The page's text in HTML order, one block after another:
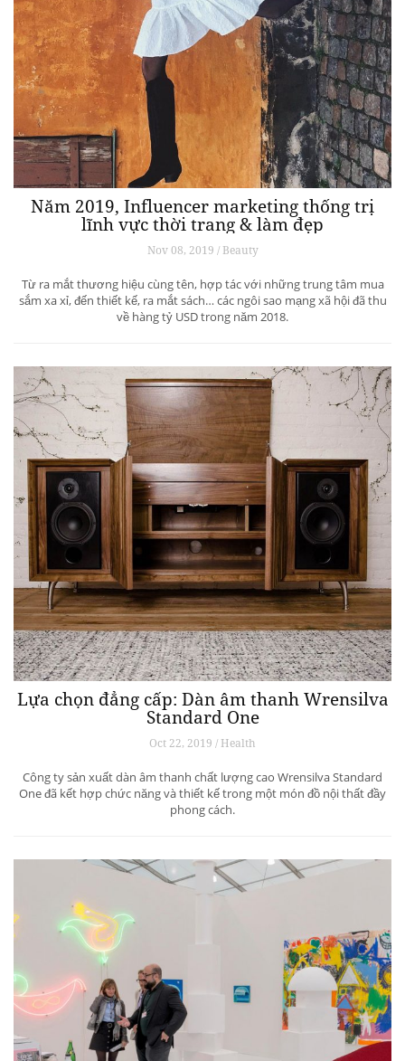
Năm 2019, Influencer marketing thống trị
lĩnh vực thời trang & làm đẹp
Nov 08, 2019 / Beauty
Từ ra mắt thương hiệu cùng tên, hợp tác với những trung tâm mua
sắm xa xỉ, đến thiết kế, ra mắt sách… các ngôi sao mạng xã hội đã thu
về hàng tỷ USD trong năm 2018.
Lựa chọn đẳng cấp: Dàn âm thanh Wrensilva
Standard One
Oct 22, 2019 / Health
Công ty sản xuất dàn âm thanh chất lượng cao Wrensilva Standard
One đã kết hợp chức năng và thiết kế trong một món đồ nội thất đầy
phong cách.